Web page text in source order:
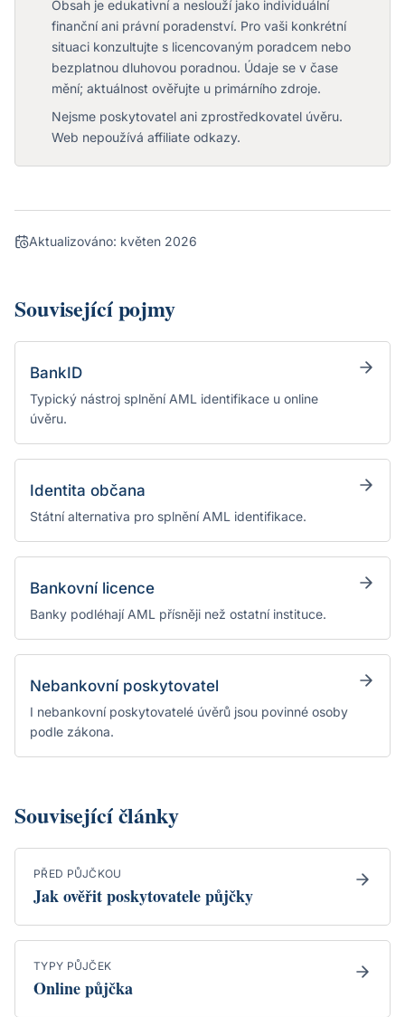
Obsah je edukativní a neslouží jako individuální
finanční ani právní poradenství. Pro vaši konkrétní
situaci konzultujte s licencovaným poradcem nebo
bezplatnou dluhovou poradnou. Údaje se v čase
mění; aktuálnost ověřujte u primárního zdroje.
Nejsme poskytovatel ani zprostředkovatel úvěru.
Web nepoužívá affiliate odkazy.
Aktualizováno: květen 2026
Související pojmy
BankID
Typický nástroj splnění AML identifikace u online
úvěru.
Identita občana
Státní alternativa pro splnění AML identifikace.
Bankovní licence
Banky podléhají AML přísněji než ostatní instituce.
Nebankovní poskytovatel
I nebankovní poskytovatelé úvěrů jsou povinné osoby
podle zákona.
Související články
PŘED PŮJČKOU
Jak ověřit poskytovatele půjčky
TYPY PŮJČEK
Online půjčka